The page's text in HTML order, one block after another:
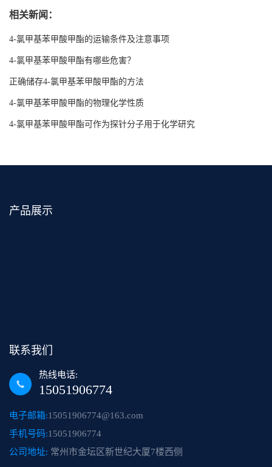
相关新闻：
4-氯甲基苯甲酸甲酯的运输条件及注意事项
4-氯甲基苯甲酸甲酯有哪些危害？
正确储存4-氯甲基苯甲酸甲酯的方法
4-氯甲基苯甲酸甲酯的物理化学性质
4-氯甲基苯甲酸甲酯可作为探针分子用于化学研究
产品展示
联系我们
热线电话:
15051906774
电子邮箱:15051906774@163.com
手机号码:15051906774
公司地址: 常州市金坛区新世纪大厦7楼西侧